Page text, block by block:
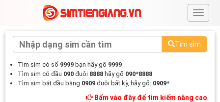
#
Tìm sim
Tìm sim có số 9999 bạn hãy gõ 9999
Tìm sim có đầu 090 đuôi 8888 hãy gõ 090*8888
Tìm sim bắt đầu bằng 0909 đuôi bất kỳ, hãy gõ: 0909*
Bấm vào đây để tìm kiếm nâng cao